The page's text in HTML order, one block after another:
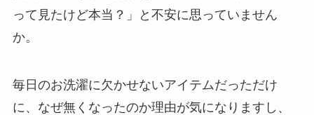
って見たけど本当？」と不安に思っていません
か。
毎日のお洗濯に欠かせないアイテムだっただけ
に、なぜ無くなったのか理由が気になりますし、